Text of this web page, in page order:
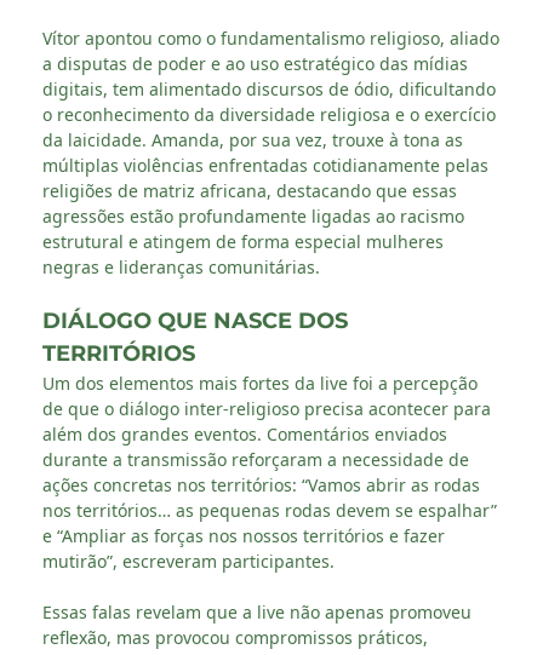
Vítor apontou como o fundamentalismo religioso, aliado
a disputas de poder e ao uso estratégico das mídias
digitais, tem alimentado discursos de ódio, dificultando
o reconhecimento da diversidade religiosa e o exercício
da laicidade. Amanda, por sua vez, trouxe à tona as
múltiplas violências enfrentadas cotidianamente pelas
religiões de matriz africana, destacando que essas
agressões estão profundamente ligadas ao racismo
estrutural e atingem de forma especial mulheres
negras e lideranças comunitárias.
DIÁLOGO QUE NASCE DOS
TERRITÓRIOS
Um dos elementos mais fortes da live foi a percepção
de que o diálogo inter-religioso precisa acontecer para
além dos grandes eventos. Comentários enviados
durante a transmissão reforçaram a necessidade de
ações concretas nos territórios: “Vamos abrir as rodas
nos territórios… as pequenas rodas devem se espalhar”
e “Ampliar as forças nos nossos territórios e fazer
mutirão”, escreveram participantes.
Essas falas revelam que a live não apenas promoveu
reflexão, mas provocou compromissos práticos,